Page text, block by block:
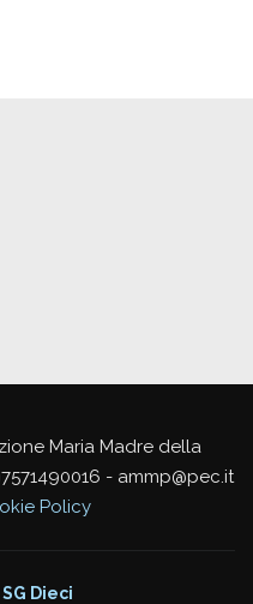
Maria Madre della
- ammp@pec.it
Policy
SG Dieci